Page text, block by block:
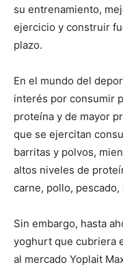
su entrenamiento,
ejercicio y construir
plazo.
En el mundo del
interés por consumir
proteína y de mayor
que se ejercitan
barritas y polvos,
altos niveles de
carne, pollo,
Sin embargo, hasta
yoghurt que cubriera
al mercado Yoplait